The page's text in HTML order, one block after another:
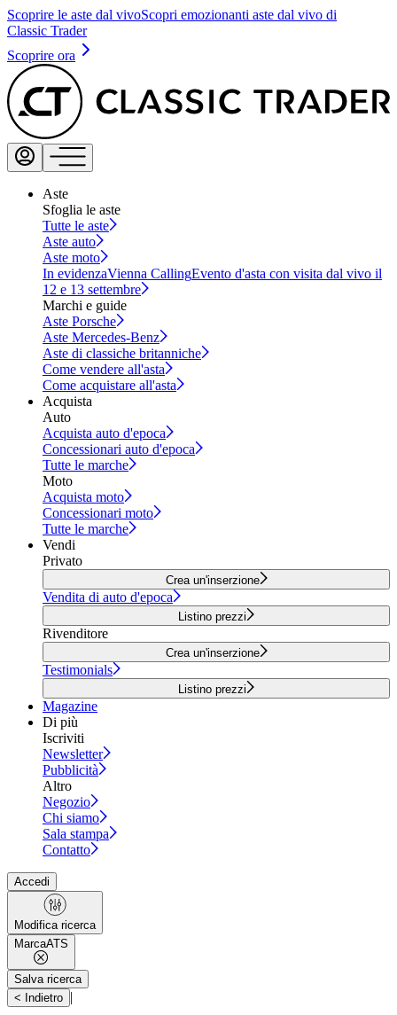
Scoprire le aste dal vivoScopri emozionanti aste dal vivo di
Classic Trader
Scoprire ora
Aste
Sfoglia le aste
Tutte le aste
Aste auto
Aste moto
In evidenzaVienna CallingEvento d'asta con visita dal vivo il
12 e 13 settembre
Marchi e guide
Aste Porsche
Aste Mercedes-Benz
Aste di classiche britanniche
Come vendere all'asta
Come acquistare all'asta
Acquista
Auto
Acquista auto d'epoca
Concessionari auto d'epoca
Tutte le marche
Moto
Acquista moto
Concessionari moto
Tutte le marche
Vendi
Privato
Crea un'inserzione
Vendita di auto d'epoca
Listino prezzi
Rivenditore
Crea un'inserzione
Testimonials
Listino prezzi
Magazine
Di più
Iscriviti
Newsletter
Pubblicità
Altro
Negozio
Chi siamo
Sala stampa
Contatto
Accedi
Modifica ricerca
MarcaATS
Salva ricerca
< Indietro |